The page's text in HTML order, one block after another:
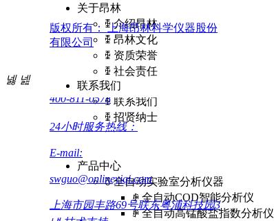
关于昂林
ꅀ介绍昂林
ꅀ 昂林文化
ꅀ 资质荣誉
ꅀ 社会责任
联系我们
ꅀ 联系我们
ꅀ 招贤纳士
产品中心
ꅂ全自动实验室分析仪器
ꄵ 全自动COD智能分析仪
ꄵ全自动高锰酸盐指数分析仪
넳 넲
版权所有：
上海昂林科学仪器股份
有限公司
400-811-0578
24小时服务热线：
E-mail:
swguo@onlineyiqi.com
上海市园丰路69号联东粤浦科技园3